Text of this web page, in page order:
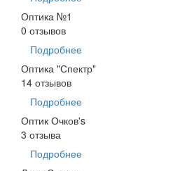
Оптика №1
0 отзывов
Подробнее
Оптика "Спектр"
14 отзывов
Подробнее
Оптик Очков's
3 отзыва
Подробнее